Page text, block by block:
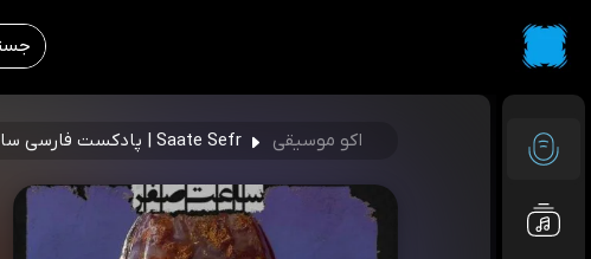
اکو موسیقی Saate Sefr | پادکست فارسی ساعت صفر